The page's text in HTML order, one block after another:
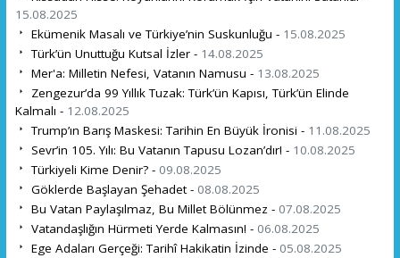
15.08.2025
Ekümenik Masalı ve Türkiye’nin Suskunluğu - 15.08.2025
Türk’ün Unuttuğu Kutsal İzler - 14.08.2025
Mer'a: Milletin Nefesi, Vatanın Namusu - 13.08.2025
Zengezur’da 99 Yıllık Tuzak: Türk’ün Kapısı, Türk’ün Elinde
Kalmalı - 12.08.2025
Trump’ın Barış Maskesi: Tarihin En Büyük İronisi - 11.08.2025
Sevr’in 105. Yılı: Bu Vatanın Tapusu Lozan’dır! - 10.08.2025
Türkiyeli Kime Denir? - 09.08.2025
Göklerde Başlayan Şehadet - 08.08.2025
Bu Vatan Paylaşılmaz, Bu Millet Bölünmez - 07.08.2025
Vatandaşlığın Hürmeti Yerde Kalmasın! - 06.08.2025
Ege Adaları Gerçeği: Tarihî Hakikatin İzinde - 05.08.2025